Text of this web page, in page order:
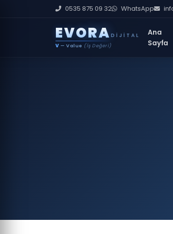
0535 875 09 32 WhatsApp
EVORA DIJITAL
V — Value (İş Değeri)
Ana
Sayfa